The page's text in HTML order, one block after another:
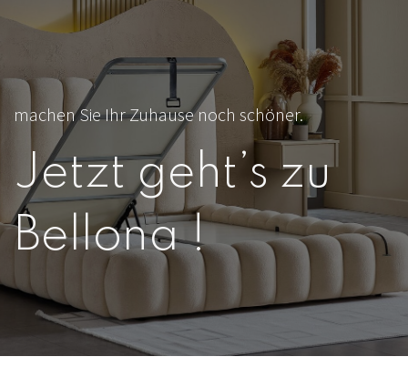
machen Sie Ihr Zuhause noch schöner.
Jetzt geht’s zu
Bellona !